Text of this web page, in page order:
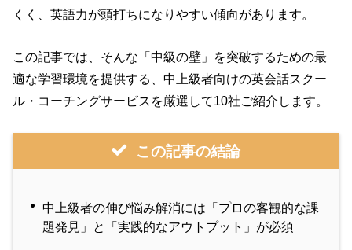
くく、英語力が頭打ちになりやすい傾向があります。
この記事では、そんな「中級の壁」を突破するための最
適な学習環境を提供する、中上級者向けの英会話スクー
ル・コーチングサービスを厳選して10社ご紹介します。
この記事の結論
中上級者の伸び悩み解消には「プロの客観的な課
題発見」と「実践的なアウトプット」が必須